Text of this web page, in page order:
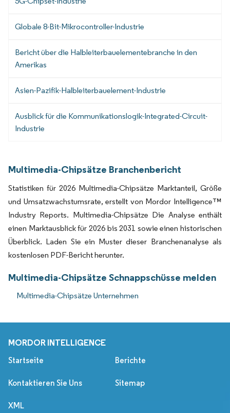
Globale 8-Bit-Mikrocontroller-Industrie
Bericht über die Halbleiterbauelementebranche in den
Amerikas
Asien-Pazifik-Halbleiterbauelement-Industrie
Ausblick für die Kommunikationslogik-Integrated-Circuit-
Industrie
Multimedia-Chipsätze Branchenbericht
Statistiken für 2026 Multimedia-Chipsätze Marktanteil, Größe
und Umsatzwachstumsrate, erstellt von Mordor Intelligence™
Industry Reports. Multimedia-Chipsätze Die Analyse enthält
einen Marktausblick für 2026 bis 2031 sowie einen historischen
Überblick. Laden Sie ein Muster dieser Branchenanalyse als
kostenlosen PDF-Bericht herunter.
Multimedia-Chipsätze Schnappschüsse melden
Multimedia-Chipsätze Unternehmen
MORDOR INTELLIGENCE
Startseite Berichte
Kontaktieren Sie Uns Sitemap
XML